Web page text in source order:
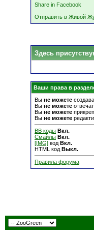
Share in Facebook
Отправить в Живой
Здесь
Ваши права в
Вы не можете
Вы не можете
Вы не можете
Вы не можете
BB коды Вкл.
Смайлы Вкл.
[IMG] код Вкл.
HTML код Выкл.
Правила форума